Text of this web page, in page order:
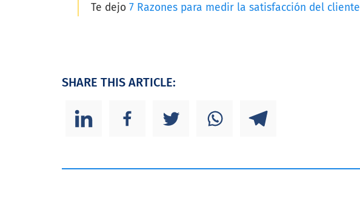
Te dejo7 Razones para medir la satisfacción del cliente
SHARE THIS ARTICLE: